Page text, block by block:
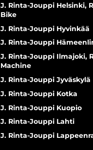
J. Rinta-Jouppi Helsinki,
Bike
J. Rinta-Jouppi Hyvinkää
J. Rinta-Jouppi
J. Rinta-Jouppi Ilmajoki,
Machine
J. Rinta-Jouppi Jyväskylä
J. Rinta-Jouppi Kotka
J. Rinta-Jouppi Kuopio
J. Rinta-Jouppi Lahti
J. Rinta-Jouppi